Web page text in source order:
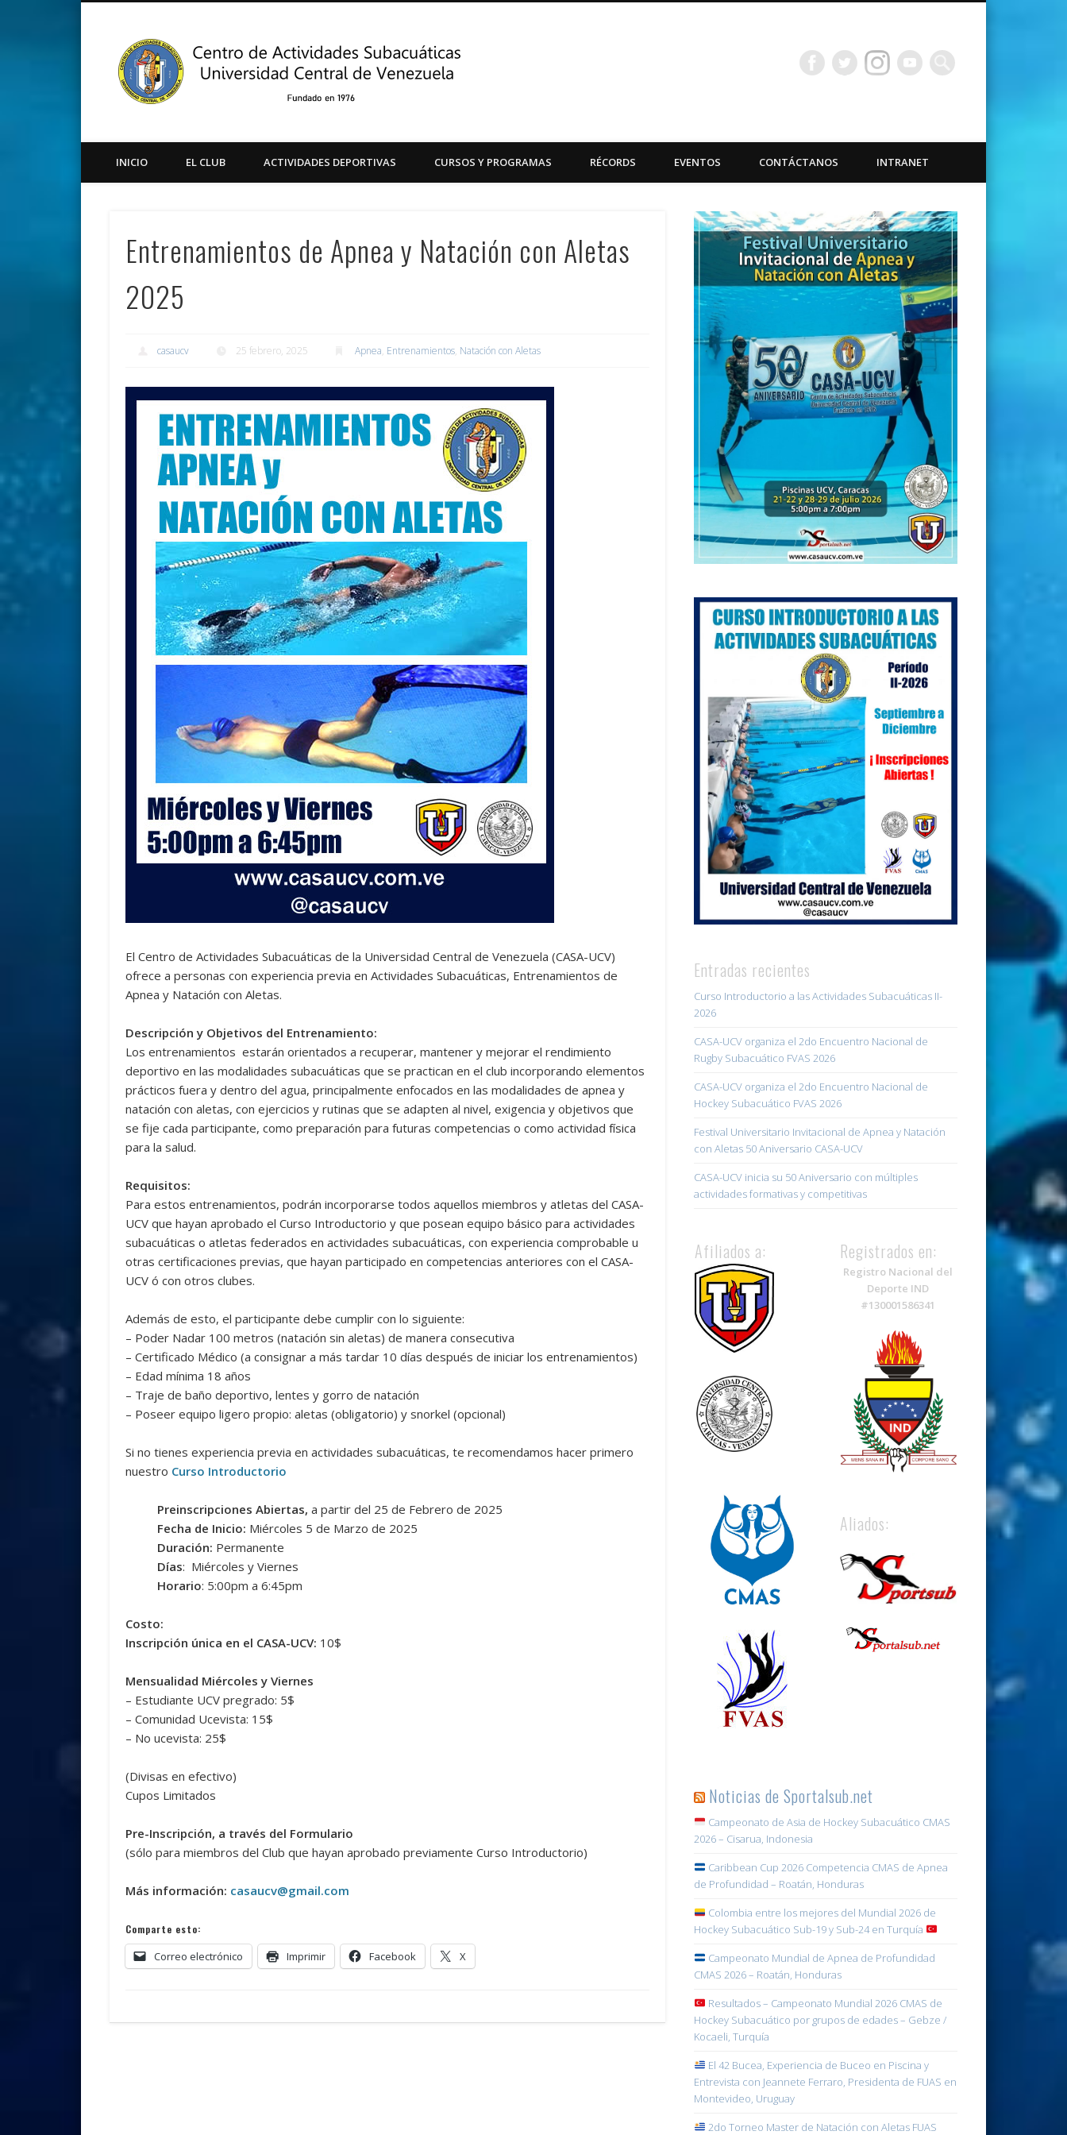
Centro de Actividades Subacuáticas Universidad
Central de Venezuela
Youtube
INICIO EL CLUB ACTIVIDADES DEPORTIVAS CURSOS Y PROGRAMAS RÉCORDS EVENTOS CONTÁCTANOS INTRANET
Entrenamientos de Apnea y Natación con Aletas
2025
casaucv 25 febrero, 2025 Apnea, Entrenamientos, Natación con Aletas
El Centro de Actividades Subacuáticas de la Universidad Central de Venezuela (CASA-UCV)
ofrece a personas con experiencia previa en Actividades Subacuáticas, Entrenamientos de
Apnea y Natación con Aletas.
Descripción y Objetivos del Entrenamiento:
Los entrenamientos estarán orientados a recuperar, mantener y mejorar el rendimiento
deportivo en las modalidades subacuáticas que se practican en el club incorporando elementos
prácticos fuera y dentro del agua, principalmente enfocados en las modalidades de apnea y
natación con aletas, con ejercicios y rutinas que se adapten al nivel, exigencia y objetivos que
se fije cada participante, como preparación para futuras competencias o como actividad física
para la salud.
Requisitos:
Para estos entrenamientos, podrán incorporarse todos aquellos miembros y atletas del CASA-
UCV que hayan aprobado el Curso Introductorio y que posean equipo básico para actividades
subacuáticas o atletas federados en actividades subacuáticas, con experiencia comprobable u
otras certificaciones previas, que hayan participado en competencias anteriores con el CASA-
UCV ó con otros clubes.
Además de esto, el participante debe cumplir con lo siguiente:
– Poder Nadar 100 metros (natación sin aletas) de manera consecutiva
– Certificado Médico (a consignar a más tardar 10 días después de iniciar los entrenamientos)
– Edad mínima 18 años
– Traje de baño deportivo, lentes y gorro de natación
– Poseer equipo ligero propio: aletas (obligatorio) y snorkel (opcional)
Si no tienes experiencia previa en actividades subacuáticas, te recomendamos hacer primero
nuestro Curso Introductorio
Preinscripciones Abiertas, a partir del 25 de Febrero de 2025
Fecha de Inicio: Miércoles 5 de Marzo de 2025
Duración: Permanente
Días: Miércoles y Viernes
Horario: 5:00pm a 6:45pm
Costo:
Inscripción única en el CASA-UCV: 10$
Mensualidad Miércoles y Viernes
– Estudiante UCV pregrado: 5$
– Comunidad Ucevista: 15$
– No ucevista: 25$
(Divisas en efectivo)
Cupos Limitados
Pre-Inscripción, a través del Formulario
(sólo para miembros del Club que hayan aprobado previamente Curso Introductorio)
Más información: casaucv@gmail.com
Comparte esto:
Correo electrónico Imprimir Facebook X
Entradas recientes
Curso Introductorio a las Actividades Subacuáticas II-
2026
CASA-UCV organiza el 2do Encuentro Nacional de
Rugby Subacuático FVAS 2026
CASA-UCV organiza el 2do Encuentro Nacional de
Hockey Subacuático FVAS 2026
Festival Universitario Invitacional de Apnea y Natación
con Aletas 50 Aniversario CASA-UCV
CASA-UCV inicia su 50 Aniversario con múltiples
actividades formativas y competitivas
Afiliados a: Registrados en:
Registro Nacional del
Deporte IND
#130001586341
Aliados:
Noticias de Sportalsub.net
Campeonato de Asia de Hockey Subacuático CMAS
2026 – Cisarua, Indonesia
Caribbean Cup 2026 Competencia CMAS de Apnea
de Profundidad – Roatán, Honduras
Colombia entre los mejores del Mundial 2026 de
Hockey Subacuático Sub-19 y Sub-24 en Turquía
Campeonato Mundial de Apnea de Profundidad
CMAS 2026 – Roatán, Honduras
Resultados – Campeonato Mundial 2026 CMAS de
Hockey Subacuático por grupos de edades – Gebze /
Kocaeli, Turquía
El 42 Bucea, Experiencia de Buceo en Piscina y
Entrevista con Jeannete Ferraro, Presidenta de FUAS en
Montevideo, Uruguay
2do Torneo Master de Natación con Aletas FUAS